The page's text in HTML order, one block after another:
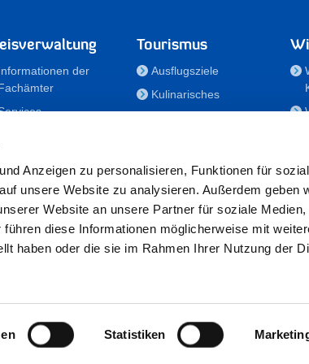
Anzeigen zu personalisieren, Funktionen für
unsere Website zu analysieren. Außerdem geben
Website an unsere Partner für soziale Medien,
diese Informationen möglicherweise mit
haben oder die sie im Rahmen Ihrer Nutzung der
Statistiken
der
Notdienste
Formulare/Downloads
Feeds
Tourismus
Ausflugsziele
Kulinarisches
Veranstaltungen
· Telefon: 04821/69-0 · Fax: 04821/699-356 · E-Mail:
·Impressum Hinweisgeberschutzgesetz